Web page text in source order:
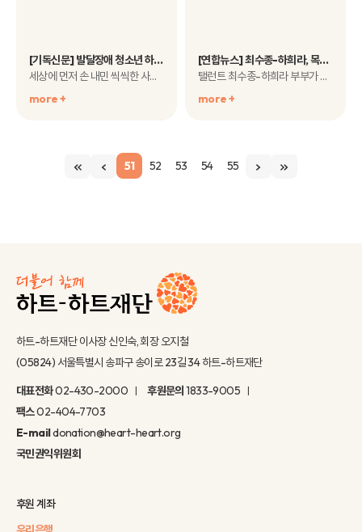
[기독신문] 발달장애 청소년 하트하트 오케스트라
세상에 먼저 손 내민 씩씩한 사람들 “행쇼!”2006년 국내 첫 구성…찾아가는 음악회 통해..
more +
[연합뉴스] 최수종-하희라, 목소리 출연료 화상 환아에 기부
탤런트 최수종-하희라 부부가 목소리 출연료 전액을 화상을 입은 아이들의 ..
more +
51 52 53 54 55
하트-하트재단 이사장 신인숙, 회장 오지철
(05824) 서울특별시 송파구 송이로 23길 34 하트-하트재단
대표전화02-430-2000 후원문의1833-9005
팩스02-404-7703
E-maildonation@heart-heart.org
국민권익위원회
후원 계좌